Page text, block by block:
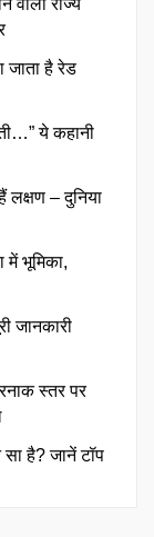
है रेड
ये कहानी
– दुनिया
में भूमिका,
जानकारी
स्तर पर
है? जानें टॉप